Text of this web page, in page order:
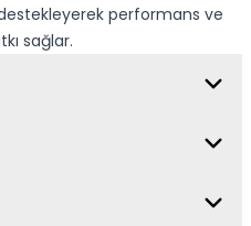
performans ve
sağlar.